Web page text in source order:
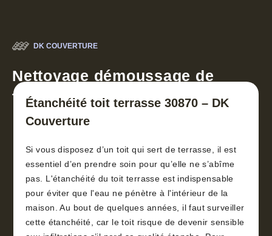
DK COUVERTURE
Nettoyage démoussage de
toiture 30
Étanchéité toit terrasse 30870 – DK
Couverture
Si vous disposez d’un toit qui sert de terrasse, il est
essentiel d’en prendre soin pour qu’elle ne s’abîme
pas. L'étanchéité du toit terrasse est indispensable
pour éviter que l'eau ne pénètre à l'intérieur de la
maison. Au bout de quelques années, il faut surveiller
cette étanchéité, car le toit risque de devenir sensible